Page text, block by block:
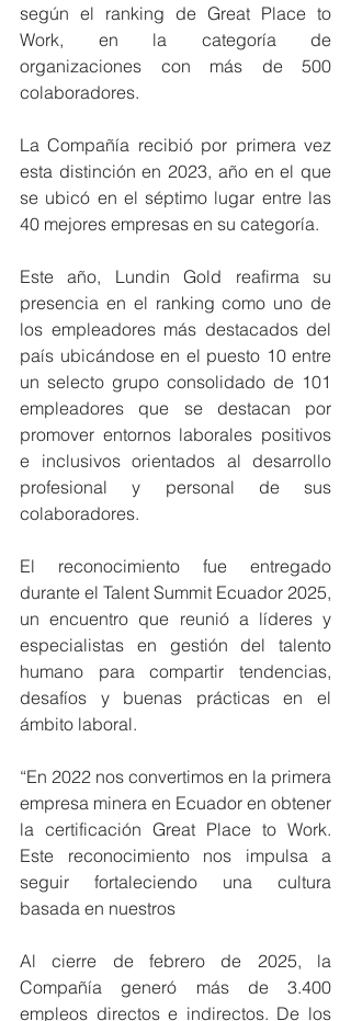
según el ranking de Great Place to
Work, en la categoría de
organizaciones con más de 500
colaboradores.
La Compañía recibió por primera vez
esta distinción en 2023, año en el que
se ubicó en el séptimo lugar entre las
40 mejores empresas en su categoría.
Este año, Lundin Gold reafirma su
presencia en el ranking como uno de
los empleadores más destacados del
país ubicándose en el puesto 10 entre
un selecto grupo consolidado de 101
empleadores que se destacan por
promover entornos laborales positivos
e inclusivos orientados al desarrollo
profesional y personal de sus
colaboradores.
El reconocimiento fue entregado
durante el Talent Summit Ecuador 2025,
un encuentro que reunió a líderes y
especialistas en gestión del talento
humano para compartir tendencias,
desafíos y buenas prácticas en el
ámbito laboral.
“En 2022 nos convertimos en la primera
empresa minera en Ecuador en obtener
la certificación Great Place to Work.
Este reconocimiento nos impulsa a
seguir fortaleciendo una cultura
basada en nuestros
Al cierre de febrero de 2025, la
Compañía generó más de 3.400
empleos directos e indirectos. De los